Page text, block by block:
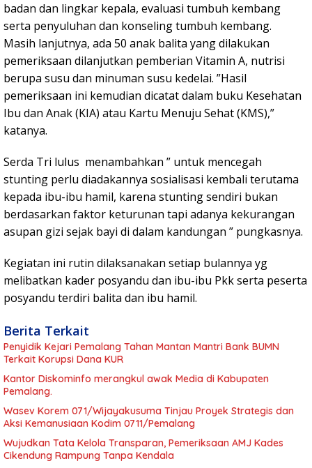
badan dan lingkar kepala, evaluasi tumbuh kembang
serta penyuluhan dan konseling tumbuh kembang.
Masih lanjutnya, ada 50 anak balita yang dilakukan
pemeriksaan dilanjutkan pemberian Vitamin A, nutrisi
berupa susu dan minuman susu kedelai. ”Hasil
pemeriksaan ini kemudian dicatat dalam buku Kesehatan
Ibu dan Anak (KIA) atau Kartu Menuju Sehat (KMS),”
katanya.
Serda Tri lulus menambahkan ” untuk mencegah
stunting perlu diadakannya sosialisasi kembali terutama
kepada ibu-ibu hamil, karena stunting sendiri bukan
berdasarkan faktor keturunan tapi adanya kekurangan
asupan gizi sejak bayi di dalam kandungan ” pungkasnya.
Kegiatan ini rutin dilaksanakan setiap bulannya yg
melibatkan kader posyandu dan ibu-ibu Pkk serta peserta
posyandu terdiri balita dan ibu hamil.
Berita Terkait
Penyidik Kejari Pemalang Tahan Mantan Mantri Bank BUMN
Terkait Korupsi Dana KUR
Kantor Diskominfo merangkul awak Media di Kabupaten
Pemalang.
Wasev Korem 071/Wijayakusuma Tinjau Proyek Strategis dan
Aksi Kemanusiaan Kodim 0711/Pemalang
Wujudkan Tata Kelola Transparan, Pemeriksaan AMJ Kades
Cikendung Rampung Tanpa Kendala